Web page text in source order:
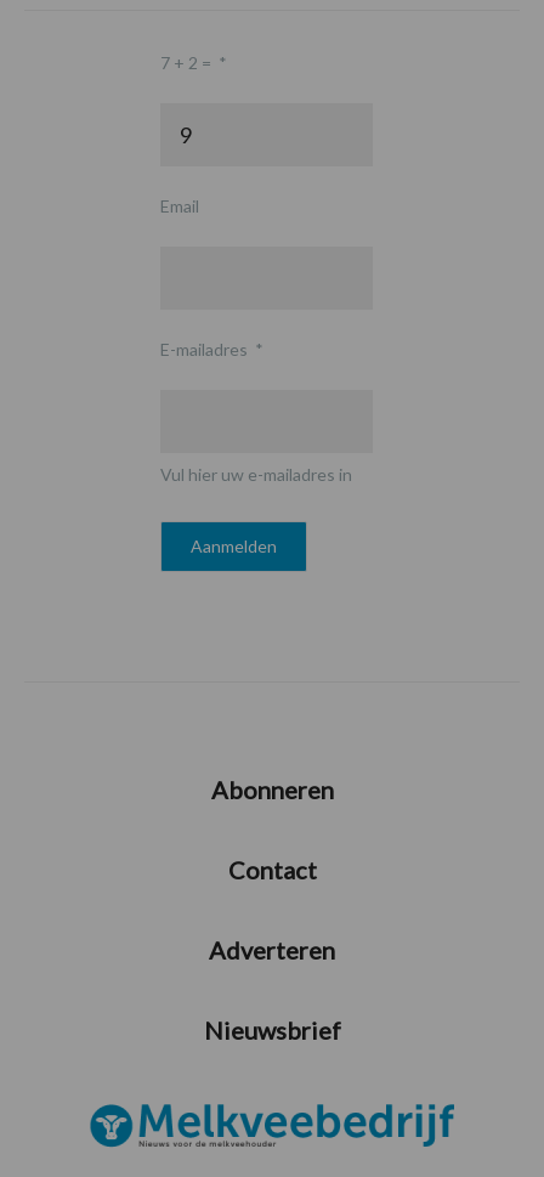
7 + 2 = *
Email
E-mailadres *
Vul hier uw e-mailadres in
Abonneren
Contact
Adverteren
Nieuwsbrief